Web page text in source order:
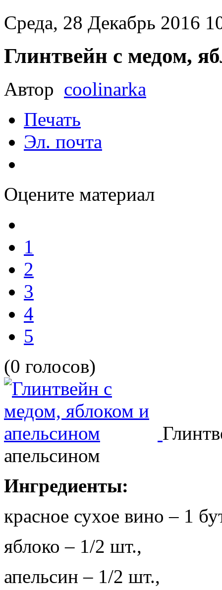
Среда, 28 Декабрь 2016
Глинтвейн с медом,
Автор coolinarka
Печать
Эл. почта
Оцените материал
1
2
3
4
5
(0 голосов)
апельсином
Ингредиенты:
красное сухое вино – 1
яблоко – 1/2 шт.,
апельсин – 1/2 шт.,